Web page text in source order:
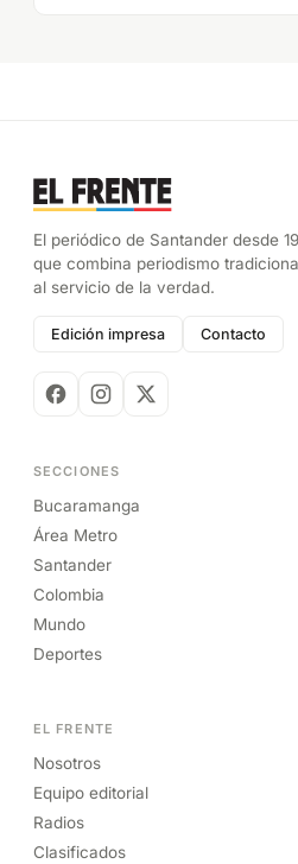
El periódico de Santander desde
que combina periodismo
al servicio de la verdad.
Edición impresa Contacto
SECCIONES
Bucaramanga
Área Metro
Santander
Colombia
Mundo
Deportes
EL FRENTE
Nosotros
Equipo editorial
Radios
Clasificados